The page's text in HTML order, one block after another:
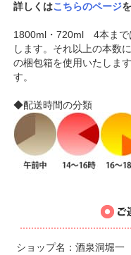
詳しくはこちらのページ
1800ml・720ml 4本まで
します。それ以上の本数
の梱包箱を使用いたしま
す。
◆配送時間の分類
ショップ名：酒泉洞堀一